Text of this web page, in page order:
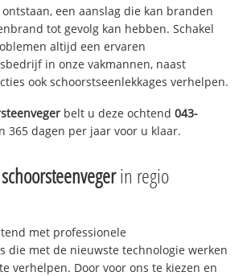
een aanslag die kan branden
tot gevolg kan hebben. Schakel
altijd een ervaren
in onze vakmannen, naast
ook schoorstseenlekkages verhelpen.
belt u deze ochtend043-
365 dagen per jaar voor u klaar.
in regio
met professionele
die met de nieuwste technologie werken
verhelpen. Door voor ons te kiezen en